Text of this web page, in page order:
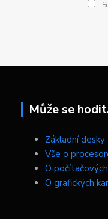
Může se
Základní desky
Vše o
O
O grafických